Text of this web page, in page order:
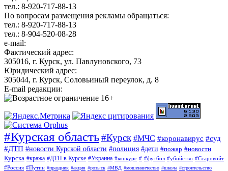
тел.: 8-920-717-88-13
По вопросам размещения рекламы обращаться:
тел.: 8-920-717-88-13
тел.: 8-904-520-08-28
e-mail:
Фактический адрес:
305016, г. Курск, ул. Павлуновского, 73
Юридический адрес:
305044, г. Курск, Соловьиный переулок, д. 8
E-mail редакции:
#Курская область#Курск #МЧС #коронавирус #суд
#ДТП #новости Курской области #полиция #дети #пожар #новости
Курска #кража #ДТП в Курске #Украина #конкурс # #футбол #убийство #Старовойт
#Россия #Путин #праздник #акция #розыск #МВД #мошенничество #школа #строительство